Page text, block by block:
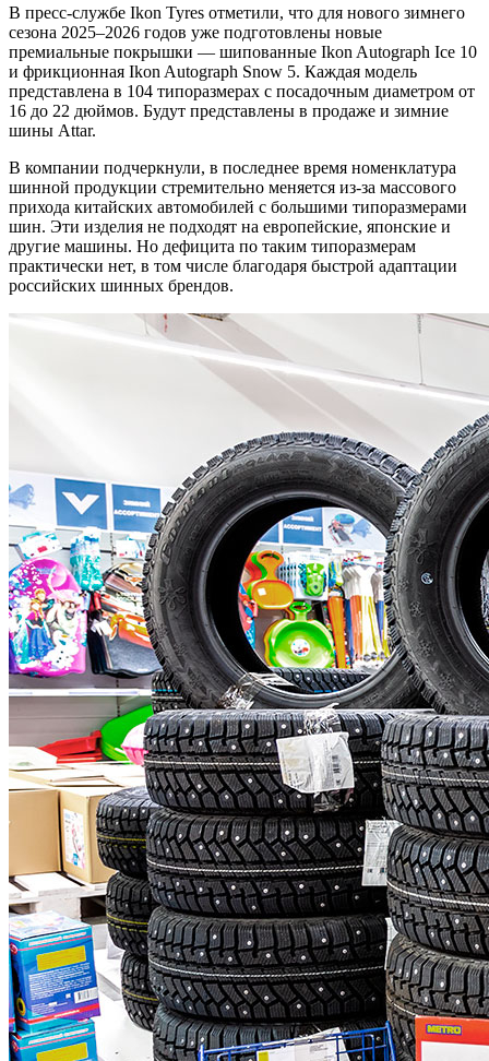
В пресс-службе Ikon Tyres отметили, что для нового зимнего
сезона 2025–2026 годов уже подготовлены новые
премиальные покрышки — шипованные Ikon Autograph Ice 10
и фрикционная Ikon Autograph Snow 5. Каждая модель
представлена в 104 типоразмерах с посадочным диаметром от
16 до 22 дюймов. Будут представлены в продаже и зимние
шины Attar.
В компании подчеркнули, в последнее время номенклатура
шинной продукции стремительно меняется из-за массового
прихода китайских автомобилей с большими типоразмерами
шин. Эти изделия не подходят на европейские, японские и
другие машины. Но дефицита по таким типоразмерам
практически нет, в том числе благодаря быстрой адаптации
российских шинных брендов.